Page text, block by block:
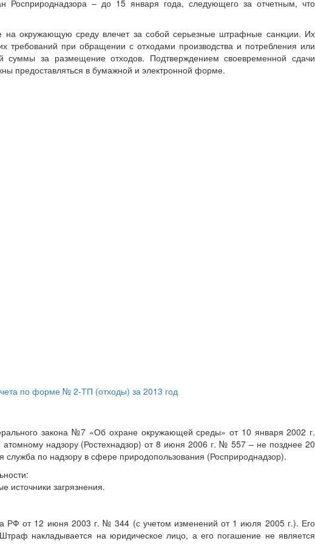
Росприроднадзора – до 15 января года, следующего за отчетным, что
на окружающую среду влечет за собой серьезные штрафные санкции. Их
требований при обращении с отходами производства и потребления или
за размещение отходов. Подтверждением своевременной сдачи
предоставляться в бумажной и электронной форме.
по форме № 2-ТП (отходы) за 2013 год
закона №7 «Об охране окружающей среды» от 10 января 2002 г.
надзору (Ростехнадзор) от 8 июня 2006 г. № 557 – не позднее 20
по надзору в сфере природопользования (Росприроднадзор).
источники загрязнения.
РФ от 12 июня 2003 г. № 344 (с учетом изменений от 1 июля 2005 г.). Его
накладывается на юридическое лицо, а его погашение не является